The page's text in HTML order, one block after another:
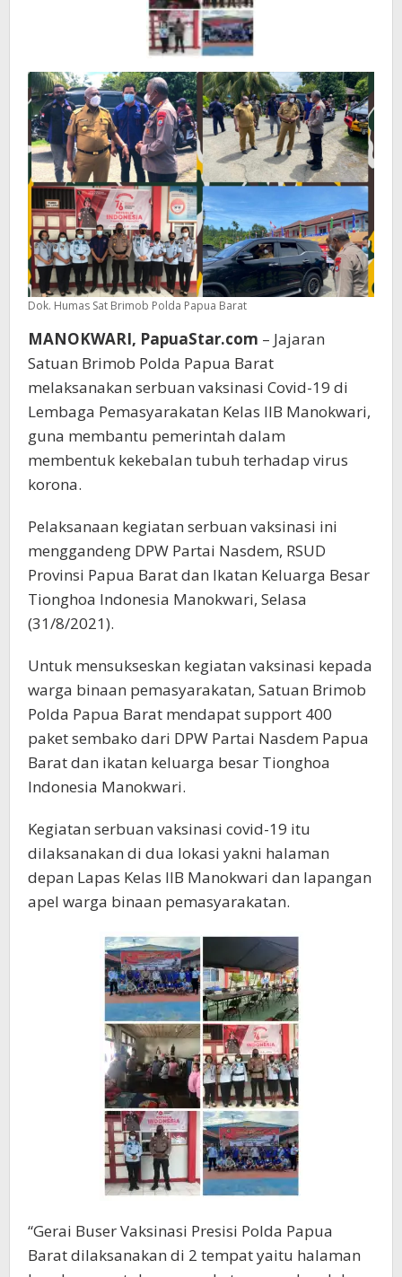
Dok. Humas Sat Brimob Polda Papua Barat
MANOKWARI, PapuaStar.com – Jajaran
Satuan Brimob Polda Papua Barat
melaksanakan serbuan vaksinasi Covid-19 di
Lembaga Pemasyarakatan Kelas IIB Manokwari,
guna membantu pemerintah dalam
membentuk kekebalan tubuh terhadap virus
korona.
Pelaksanaan kegiatan serbuan vaksinasi ini
menggandeng DPW Partai Nasdem, RSUD
Provinsi Papua Barat dan Ikatan Keluarga Besar
Tionghoa Indonesia Manokwari, Selasa
(31/8/2021).
Untuk mensukseskan kegiatan vaksinasi kepada
warga binaan pemasyarakatan, Satuan Brimob
Polda Papua Barat mendapat support 400
paket sembako dari DPW Partai Nasdem Papua
Barat dan ikatan keluarga besar Tionghoa
Indonesia Manokwari.
Kegiatan serbuan vaksinasi covid-19 itu
dilaksanakan di dua lokasi yakni halaman
depan Lapas Kelas IIB Manokwari dan lapangan
apel warga binaan pemasyarakatan.
“Gerai Buser Vaksinasi Presisi Polda Papua
Barat dilaksanakan di 2 tempat yaitu halaman